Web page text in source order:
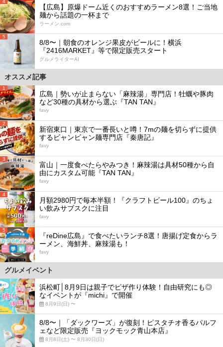
4
【広島】原爆ドーム近くのおすすめラーメン8選！ご当地
麺から話題の一杯まで
ラーメン.com
5
8/8〜｜朝食のオレンジ果皮がビールに！横浜
『2416MARKET』等で限定販売スタート
グルメライターAI
オススメ記事
1
広島｜勢いが止まらない「麻辣湯」専門店！牡蠣や豚肉
など30種の具材から選ぶ『TAN TAN』
favy
2
新宿東口｜東京で一番長いと噂！7mの麺を切らずに提供
するビャンビャン麺専門店『秦唐記』
favy
3
富山｜一度食べたらやみつき！麻辣湯は具材50種から自
由にカスタム可能『TAN TAN』
favy
4
月額2980円で毎本半額！『クラフトビール100』のちょ
い飲みサブスクに注目
favy
5
『reDine広島』で食べたいランチ8選！唐揚げ定食からラ
ーメン、海鮮丼、麻辣湯も！
favy
グルメイベント
浜松町│8月9日は親子でピザ作り体験！自由研究にも◎
なイベントが『michi』で開催
8月9日(日) 〜
8/8〜｜「ダックワーズ」が復刻！ピスタチオ香るパルフ
ェなど限定販売『ヨックモック青山本店』
8月8日(土) 〜 8月30日(日)